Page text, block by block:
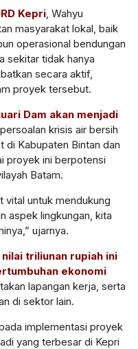
Kepri, Wahyu
masyarakat lokal, baik
operasional bendungan
sekitar tidak hanya
secara aktif,
proyek tersebut.
Dam akan menjadi
krisis air bersih
di Kabupaten Bintan dan
proyek ini berpotensi
Batam.
vital untuk mendukung
aspek lingkungan, kita
ujarnya.
triliunan rupiah ini
ekonomi
lapangan kerja, serta
di sektor lain.
implementasi proyek
yang terbesar di Kepri